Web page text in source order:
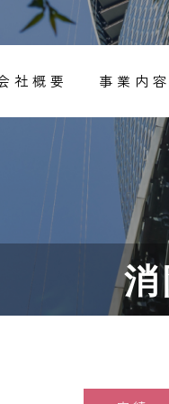
社概要 事業内容